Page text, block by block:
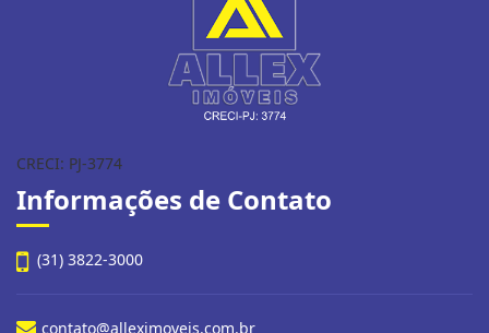
CRECI: PJ-3774
Informações de Contato
(31) 3822-3000
contato@alleximoveis.com.br